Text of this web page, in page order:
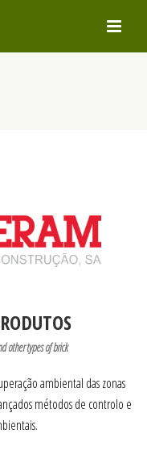
other types of brick
ambiental das zonas
métodos de controlo e